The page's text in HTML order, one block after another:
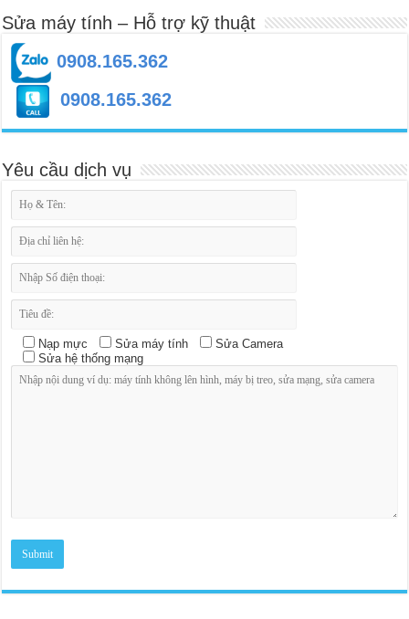
Sửa máy tính – Hỗ trợ kỹ thuật
0908.165.362
0908.165.362
Yêu cầu dịch vụ
Nạp mực Sửa máy tính
Sửa Camera
Sửa hệ thống mạng